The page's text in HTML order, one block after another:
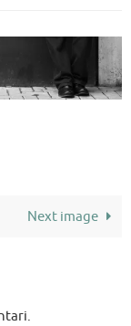
Next image